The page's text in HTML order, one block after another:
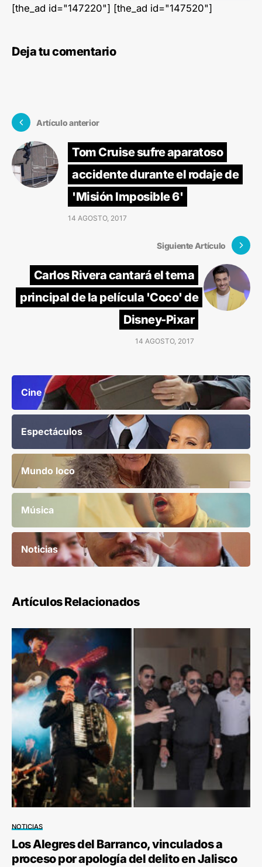
[the_ad id="147220"] [the_ad id="147520"]
Deja tu comentario
Artículo anterior
Tom Cruise sufre aparatoso
accidente durante el rodaje de
'Misión Imposible 6'
14 AGOSTO, 2017
Siguiente Artículo
Carlos Rivera cantará el tema
principal de la película 'Coco' de
Disney-Pixar
14 AGOSTO, 2017
Cine
Espectáculos
Mundo loco
Música
Noticias
Artículos Relacionados
NOTICIAS
Los Alegres del Barranco, vinculados a
proceso por apología del delito en Jalisco